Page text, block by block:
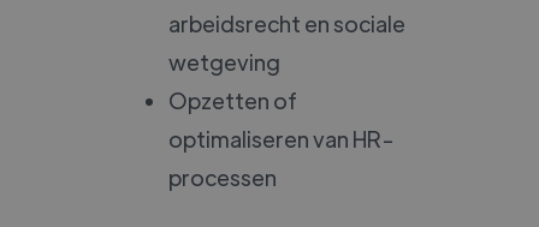
arbeidsrecht en sociale
wetgeving
Opzetten of
optimaliseren van HR-
processen